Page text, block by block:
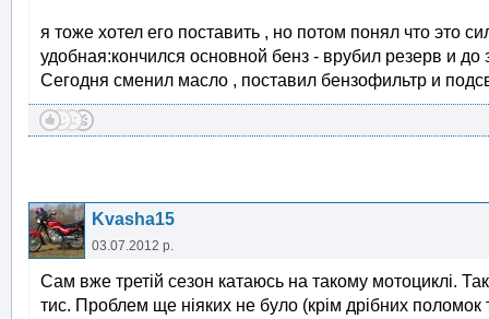
я тоже хотел его поставить , но потом понял что это
удобная:кончился основной бенз - врубил резерв и до
Сегодня сменил масло , поставил бензофильтр и
Kvasha15
03.07.2012 р.
Сам вже третій сезон катаюсь на такому мотоциклі. Так
тис. Проблем ще ніяких не було (крім дрібних поломок